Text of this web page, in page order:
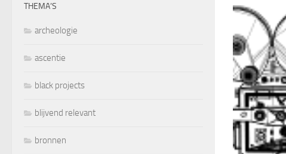
THEMA’S
archeologie
ascentie
black projects
blijvend relevant
bronnen